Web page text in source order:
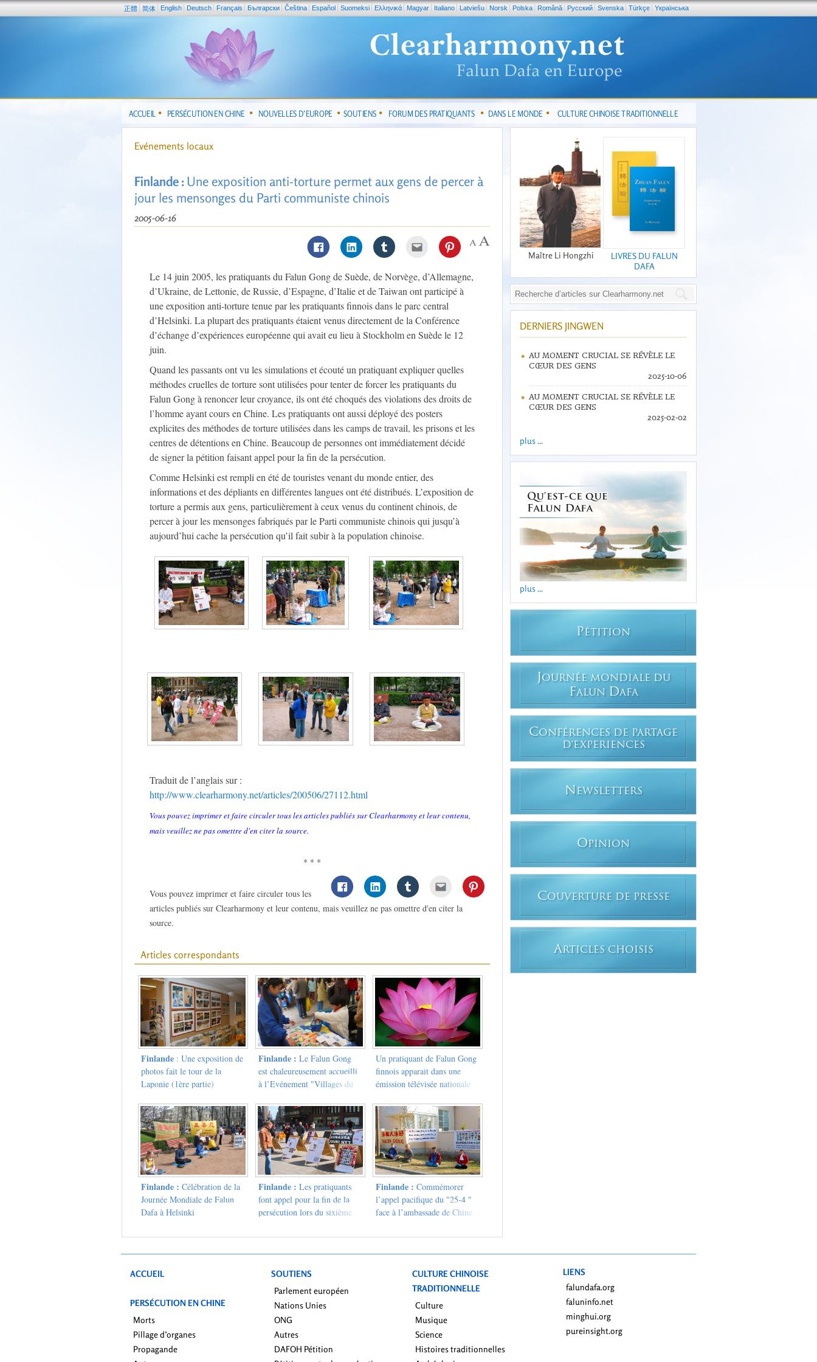
正體 简体 English Deutsch Français Български Čeština Español Suomeksi Ελληνικά Magyar Italiano Latviešu Norsk Polska Română Pусский Svenska Türkçe Yкраїнська
ACCUEIL PERSÉCUTION EN CHINE NOUVELLES D’EUROPE SOUTIENS FORUM DES PRATIQUANTS DANS LE MONDE CULTURE CHINOISE TRADITIONNELLE
Evénements locaux
Finlande :Une exposition anti-torture permet aux gens de percer à
jour les mensonges du Parti communiste chinois
2005-06-16
Le 14 juin 2005, les pratiquants du Falun Gong de Suède, de Norvège, d’Allemagne,
d’Ukraine, de Lettonie, de Russie, d’Espagne, d’Italie et de Taiwan ont participé à
une exposition anti-torture tenue par les pratiquants finnois dans le parc central
d’Helsinki. La plupart des pratiquants étaient venus directement de la Conférence
d’échange d’expériences européenne qui avait eu lieu à Stockholm en Suède le 12
juin.
Quand les passants ont vu les simulations et écouté un pratiquant expliquer quelles
méthodes cruelles de torture sont utilisées pour tenter de forcer les pratiquants du
Falun Gong à renoncer leur croyance, ils ont été choqués des violations des droits de
l’homme ayant cours en Chine. Les pratiquants ont aussi déployé des posters
explicites des méthodes de torture utilisées dans les camps de travail, les prisons et les
centres de détentions en Chine. Beaucoup de personnes ont immédiatement décidé
de signer la pétition faisant appel pour la fin de la persécution.
Comme Helsinki est rempli en été de touristes venant du monde entier, des
informations et des dépliants en différentes langues ont été distribués. L’exposition de
torture a permis aux gens, particulièrement à ceux venus du continent chinois, de
percer à jour les mensonges fabriqués par le Parti communiste chinois qui jusqu’à
aujourd’hui cache la persécution qu’il fait subir à la population chinoise.
Traduit de l’anglais sur :
http://www.clearharmony.net/articles/200506/27112.html
Vous pouvez imprimer et faire circuler tous les articles publiés sur Clearharmony et leur contenu,
mais veuillez ne pas omettre d'en citer la source.
* * *
Vous pouvez imprimer et faire circuler tous les
articles publiés sur Clearharmony et leur contenu, mais veuillez ne pas omettre d'en citer la
source.
Articles correspondants
Finlande: Une exposition de
photos fait le tour de la
Laponie (1ère partie)
Finlande : Le Falun Gong
est chaleureusement accueilli
à l’Evénement "Villages du
Un pratiquant de Falun Gong
finnois apparait dans une
émission télévisée nationale
Finlande : Célébration de la
Journée Mondiale de Falun
Dafa à Helsinki
Finlande : Les pratiquants
font appel pour la fin de la
persécution lors du sixième
25 Avril
Finlande : Commémorer
l’appel pacifique du "25-4 "
face à l’ambassade de Chine
Maître Li Hongzhi
LIVRES DU FALUN
DAFA
DERNIERS JINGWEN
AU MOMENT CRUCIAL SE RÉVÈLE LE
CŒUR DES GENS
2025-10-06
AU MOMENT CRUCIAL SE RÉVÈLE LE
CŒUR DES GENS
2025-02-02
plus ...
plus ...
PÉTITION
JOURNÉE MONDIALE DU
FALUN DAFA
CONFÉRENCES DE PARTAGE
D'EXPERIENCES
N EWSLETTERS
OPINION
COUVERTURE DE PRESSE
ARTICLES CHOISIS
ACCUEIL
PERSÉCUTION EN CHINE
Morts
Pillage d’organes
Propagande
SOUTIENS
Parlement européen
Nations Unies
ONG
Autres
DAFOH Pétition
CULTURE CHINOISE
TRADITIONNELLE
Culture
Musique
Science
Histoires traditionnelles
LIENS
falundafa.org
faluninfo.net
minghui.org
pureinsight.org